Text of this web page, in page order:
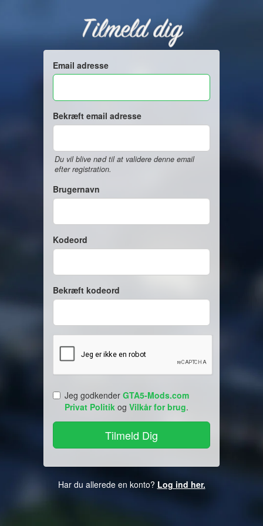
Tilmeld dig
Email adresse
Bekræft email adresse
Du vil blive nød til at validere denne email
efter registration.
Brugernavn
Kodeord
Bekræft kodeord
Jeg godkender GTA5-Mods.com
Privat Politik og Vilkår for brug.
Har du allerede en konto? Log ind her.